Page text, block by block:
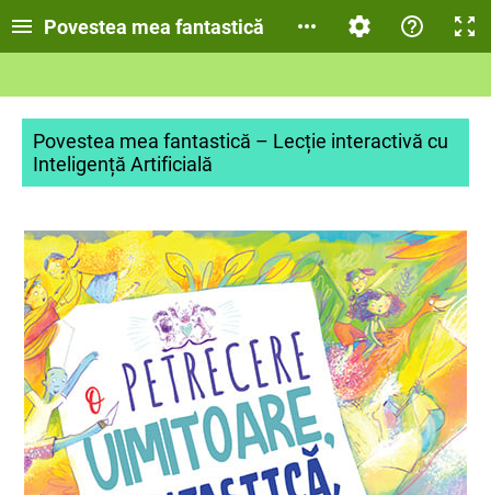
Povestea mea fantastică
Povestea mea fantastică – Lecție interactivă cu
Inteligență Artificială